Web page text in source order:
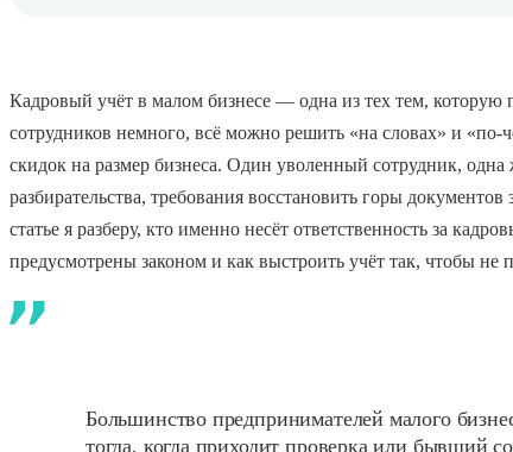
Кадровый учёт в малом бизнесе — одна из тех тем, которую
сотрудников немного, всё можно решить «на словах» и
скидок на размер бизнеса. Один уволенный сотрудник,
разбирательства, требования восстановить горы
статье я разберу, кто именно несёт ответственность за
предусмотрены законом и как выстроить учёт так, чтобы
Большинство предпринимателей малого
тогда, когда приходит проверка или бывший